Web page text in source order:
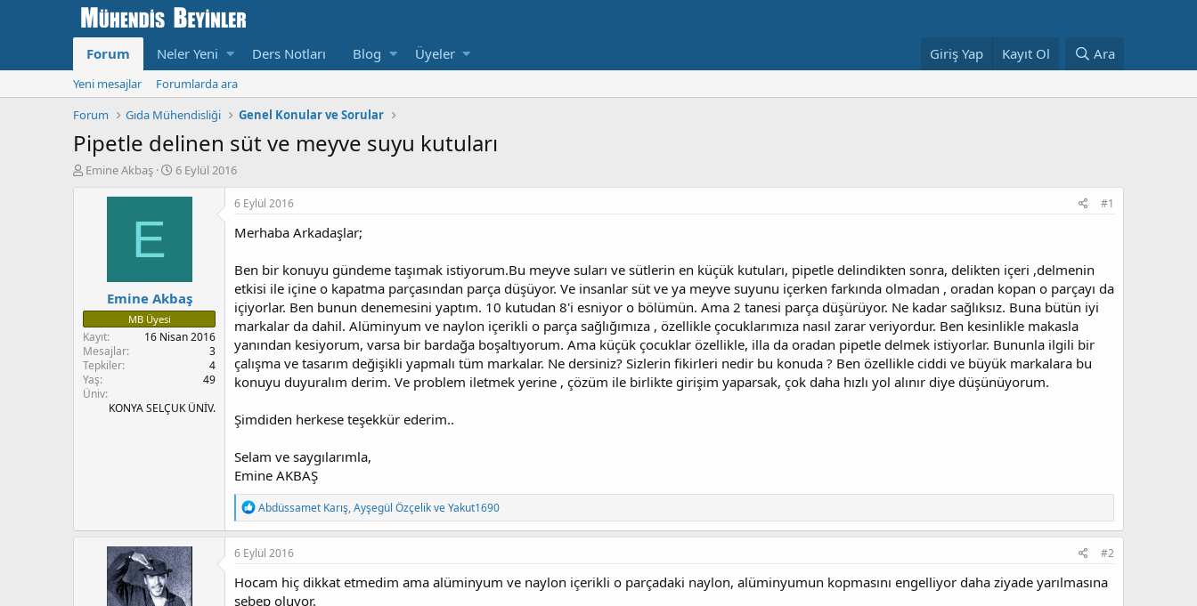
Forum Neler Yeni Ders Notları Blog Üyeler Giriş Yap Kayıt Ol Ara
Yeni mesajlar
Forumlarda ara
Forum
Gıda Mühendisliği Genel Konular ve Sorular
Pipetle delinen süt ve meyve suyu kutuları
K
l
a
t
a
n
Emine Akbaş
B
ş
ı
ç
T
a
r
6 Eylül 2016
E
Emine Akbaş
MB Üyesi
Kayıt
16 Nisan 2016
Mesajlar
3
Tepkiler
4
Yaş
49
Üniv
KONYA SELÇUK ÜNİV.
6 Eylül 2016 #1
Merhaba Arkadaşlar;
Ben bir konuyu gündeme taşımak istiyorum.Bu meyve suları ve sütlerin en küçük kutuları, pipetle delindikten sonra, delikten içeri ,delmenin
etkisi ile içine o kapatma parçasından parça düşüyor. Ve insanlar süt ve ya meyve suyunu içerken farkında olmadan , oradan kopan o parçayı da
içiyorlar. Ben bunun denemesini yaptım. 10 kutudan 8'i esniyor o bölümün. Ama 2 tanesi parça düşürüyor. Ne kadar sağlıksız. Buna bütün iyi
markalar da dahil. Alüminyum ve naylon içerikli o parça sağlığımıza , özellikle çocuklarımıza nasıl zarar veriyordur. Ben kesinlikle makasla
yanından kesiyorum, varsa bir bardağa boşaltıyorum. Ama küçük çocuklar özellikle, illa da oradan pipetle delmek istiyorlar. Bununla ilgili bir
çalışma ve tasarım değişikli yapmalı tüm markalar. Ne dersiniz? Sizlerin fikirleri nedir bu konuda ? Ben özellikle ciddi ve büyük markalara bu
konuyu duyuralım derim. Ve problem iletmek yerine , çözüm ile birlikte girişim yaparsak, çok daha hızlı yol alınır diye düşünüyorum.
Şimdiden herkese teşekkür ederim..
Selam ve saygılarımla,
Emine AKBAŞ
T
e
p
k
l
e
Abdüssamet Karış,Ayşegül ÖzçelikveYakut1690
6 Eylül 2016 #2
Hocam hiç dikkat etmedim ama alüminyum ve naylon içerikli o parçadaki naylon, alüminyumun kopmasını engelliyor daha ziyade yarılmasına
sebep oluyor.